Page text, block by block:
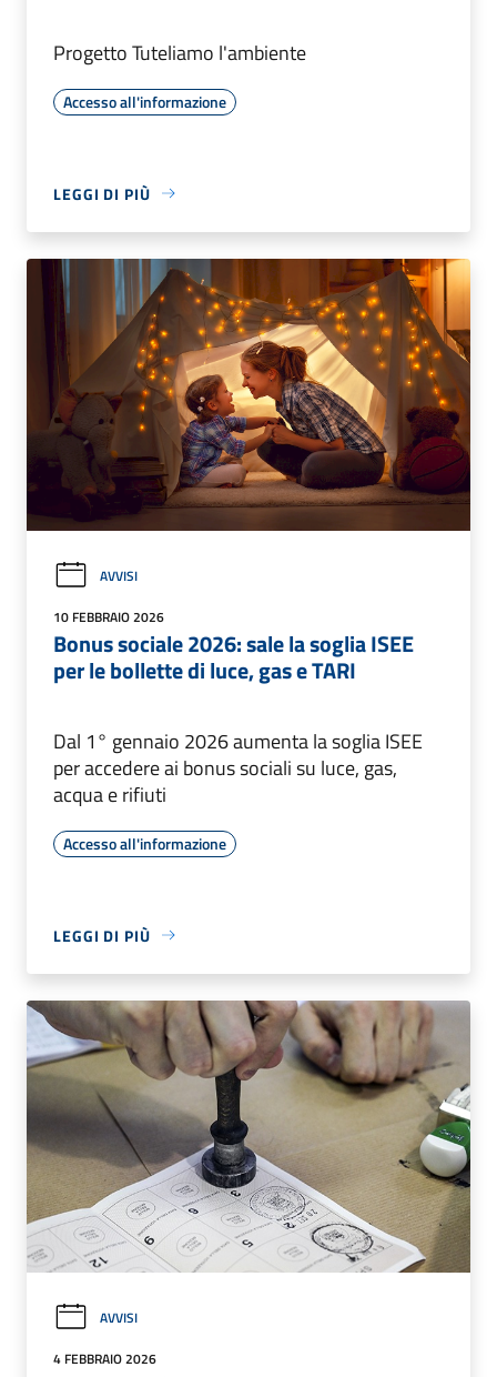
Progetto Tuteliamo l'ambiente
Accesso all'informazione
LEGGI DI PIÙ
AVVISI
10 FEBBRAIO 2026
Bonus sociale 2026: sale la soglia ISEE
per le bollette di luce, gas e TARI
Dal 1° gennaio 2026 aumenta la soglia ISEE
per accedere ai bonus sociali su luce, gas,
acqua e rifiuti
Accesso all'informazione
LEGGI DI PIÙ
AVVISI
4 FEBBRAIO 2026